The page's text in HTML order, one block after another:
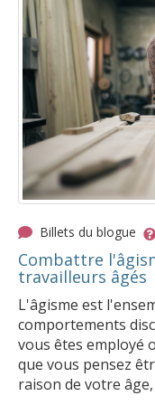
Billets du blogue
Combattre
travailleurs âgés
L'âgisme est
comportements
vous êtes employé
que vous pensez
raison de votre